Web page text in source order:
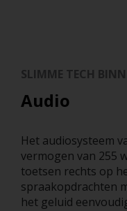
SLIMME TECH
Audio
Het audiosysteem
vermogen van 255
toetsen rechts op
spraakopdrachten
het geluid